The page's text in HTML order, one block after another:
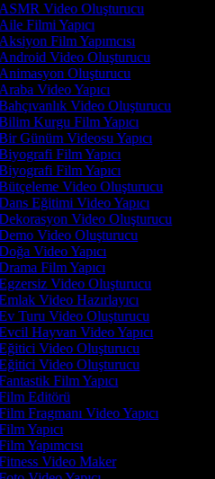
Video Oluşturucu
Filmi Yapıcı
Film Yapımcısı
Video Oluşturucu
Oluşturucu
Video Yapıcı
Video Oluşturucu
Kurgu Film Yapıcı
Günüm Videosu Yapıcı
Film Yapıcı
Film Yapıcı
Video Oluşturucu
Eğitimi Video Yapıcı
Video Oluşturucu
Video Oluşturucu
Video Yapıcı
Film Yapıcı
Video Oluşturucu
Video Hazırlayıcı
Turu Video Oluşturucu
Hayvan Video Yapıcı
Video Oluşturucu
Video Oluşturucu
Film Yapıcı
Editörü
Fragmanı Video Yapıcı
Yapıcı
Yapımcısı
Video Maker